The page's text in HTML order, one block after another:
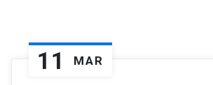
11 MAR